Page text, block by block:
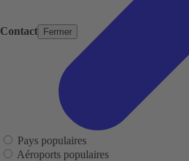
Contact Fermer
Pays populaires
Aéroports populaires